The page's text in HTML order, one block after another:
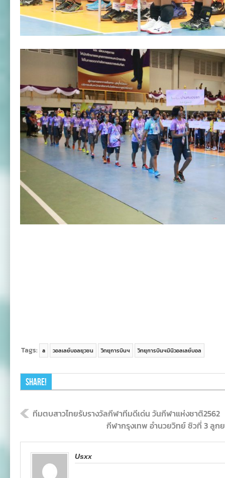
Tags: a วอลเลย์บอลยุวชน วิทยุการบินฯ วิทยุการบินฯมินิวอลเลย์บอล
Share!
ทีมตบสาวไทยรับรางวัลกีฬาทีมดีเด่น วันกีฬาแห่งชาติ2562
กีฬากรุงเทพ อำนวยวิทย์ ซิวที่ 3 ลูกยา
Usxx